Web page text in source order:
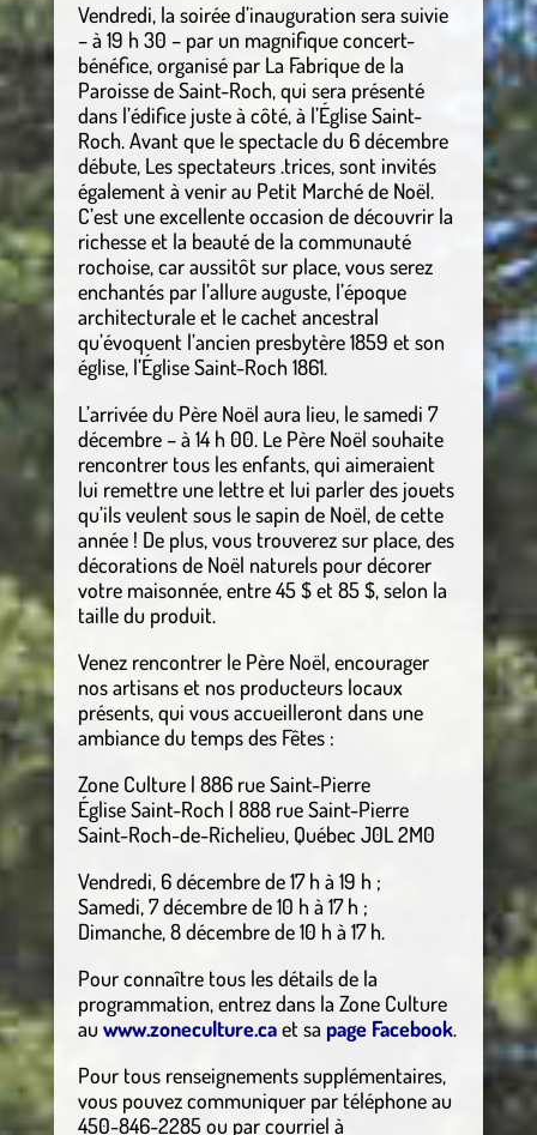
Vendredi, la soirée d’inauguration sera suivie
– à 19 h 30 – par un magnifique concert-
bénéfice, organisé par La Fabrique de la
Paroisse de Saint-Roch, qui sera présenté
dans l’édifice juste à côté, à l’Église Saint-
Roch. Avant que le spectacle du 6 décembre
débute, Les spectateurs .trices, sont invités
également à venir au Petit Marché de Noël.
C’est une excellente occasion de découvrir la
richesse et la beauté de la communauté
rochoise, car aussitôt sur place, vous serez
enchantés par l’allure auguste, l’époque
architecturale et le cachet ancestral
qu’évoquent l’ancien presbytère 1859 et son
église, l’Église Saint-Roch 1861.
L’arrivée du Père Noël aura lieu, le samedi 7
décembre – à 14 h 00. Le Père Noël souhaite
rencontrer tous les enfants, qui aimeraient
lui remettre une lettre et lui parler des jouets
qu’ils veulent sous le sapin de Noël, de cette
année ! De plus, vous trouverez sur place, des
décorations de Noël naturels pour décorer
votre maisonnée, entre 45 $ et 85 $, selon la
taille du produit.
Venez rencontrer le Père Noël, encourager
nos artisans et nos producteurs locaux
présents, qui vous accueilleront dans une
ambiance du temps des Fêtes :
Zone Culture | 886 rue Saint-Pierre
Église Saint-Roch | 888 rue Saint-Pierre
Saint-Roch-de-Richelieu, Québec J0L 2M0
Vendredi, 6 décembre de 17 h à 19 h ;
Samedi, 7 décembre de 10 h à 17 h ;
Dimanche, 8 décembre de 10 h à 17 h.
Pour connaître tous les détails de la
programmation, entrez dans la Zone Culture
auwww.zoneculture.caet sa page Facebook.
Pour tous renseignements supplémentaires,
vous pouvez communiquer par téléphone au
450-846-2285 ou par courriel à